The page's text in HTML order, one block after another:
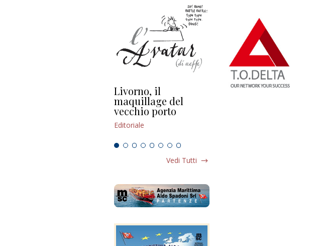
Livorno, il
maquillage del
vecchio porto
Editoriale
L’uscita di scena di
Vedi Tutti